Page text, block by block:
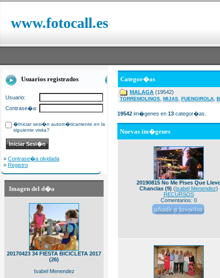
www.fotocall.es
Usuarios registrados
Usuario:
Contrase�a:
�Iniciar sesi�n autom�ticamente en la
siguiente visita?
» Contrase�a olvidada
» Registro
Imagen del d�a
20170423 34 FIESTA BICICLETA 2017
(26)
Isabel Menendez
Categor�as
MALAGA (19542)
TORREMOLINOS MIJAS FUENGIROLA
19542 im�genes en 13 categor�as.
Nuevas im�genes
20190815 No Me Pises Que
Chanclas (9) (Isabel Menendez)
RECURSOS
Comentarios: 0